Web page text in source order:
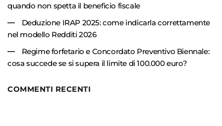
quando non spetta il beneficio fiscale
Deduzione IRAP 2025: come indicarla correttamente
nel modello Redditi 2026
Regime forfetario e Concordato Preventivo Biennale:
cosa succede se si supera il limite di 100.000 euro?
COMMENTI RECENTI